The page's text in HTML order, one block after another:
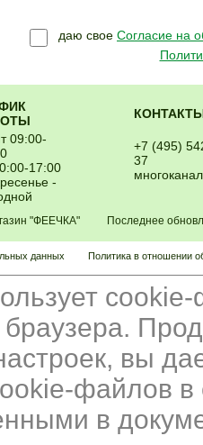
даю свое Согласие на
09:00-
17:00
-
+7 (495)
37
"ФЕЕЧКА" Последнее
данных Политика в отношении
браузера.
вы
файлов в
в